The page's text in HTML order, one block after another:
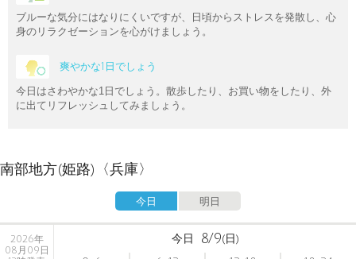
ブルーな気分にはなりにくいですが、日頃からストレスを発散し、心
身のリラクゼーションを心がけましょう。
爽やかな1日でしょう
今日はさわやかな1日でしょう。散歩したり、お買い物をしたり、外
に出てリフレッシュしてみましょう。
南部地方(姫路)〈兵庫〉
今日 明日
2026年
08月09日
今日 8/9(日)